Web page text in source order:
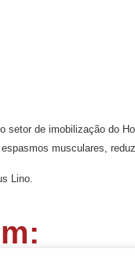
setor de imobilização do
musculares,
Lino.